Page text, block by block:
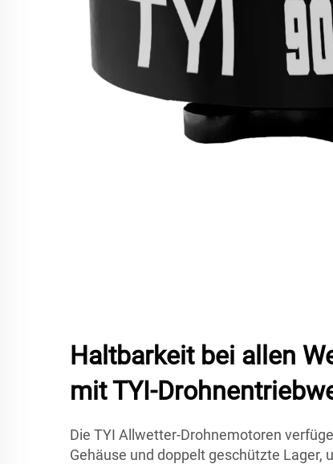
Haltbarkeit bei allen
mit TYI-
Die TYI Allwetter-Drohnemotoren
Gehäuse und doppelt geschützte Lager,